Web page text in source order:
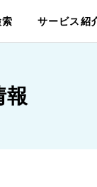
サービス紹
報